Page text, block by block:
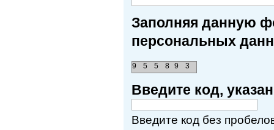
Заполняя данную
персональных
8 9
5
5
9 3
Введите код,
Введите код без